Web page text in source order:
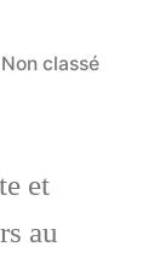
Publié
Non classé
et
au